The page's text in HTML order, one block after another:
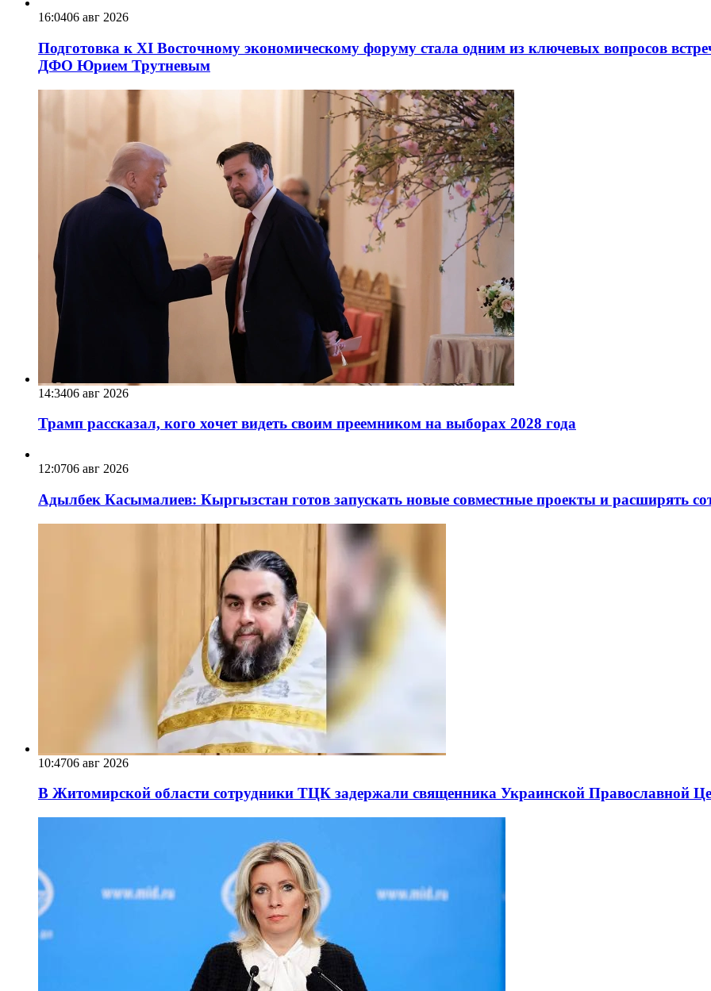
16:0406 авг 2026
Подготовка к XI Восточному экономическому форуму стала одним из ключевых вопросов
ДФО Юрием Трутневым
14:3406 авг 2026
Трамп рассказал, кого хочет видеть своим преемником на выборах 2028 года
12:0706 авг 2026
Адылбек Касымалиев: Кыргызстан готов запускать новые совместные проекты и расширять
10:4706 авг 2026
В Житомирской области сотрудники ТЦК задержали священника Украинской Православной